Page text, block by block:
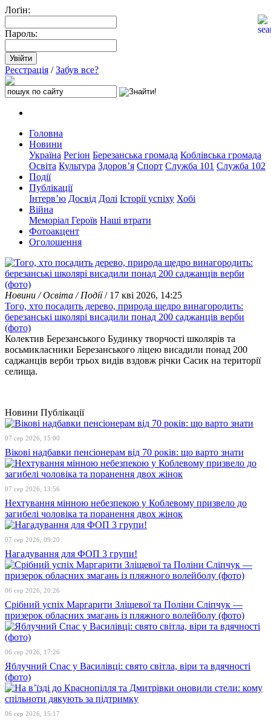
Лоґін:
Пароль:
Реєстрація /Забув все?
Головна
Новини
Україна Регіон Березанська громада Коблівська громада
Освіта Культура Здоров’я Спорт Служба 101 Служба 102
Події
Публікації
Інтерв’ю Досвід Долі Історії успіху Хобі
Війна
Меморіал Героїв Наші втрати
Фотоакцент
Оголошення
Новини / Освіта / Події/ 17 кві 2026, 14:25
Того, хто посадить дерево, природа щедро винагородить:
березанські школярі висадили понад 200 саджанців верби
(фото)
Колектив Березанського Будинку творчості школярів та
восьмикласники Березанського ліцею висадили понад 200
саджанців верби трьох видів вздовж річки Сасик на території
селища.
Новини Публікації
07 сер 2026, 15:00
Вікові надбавки пенсіонерам від 70 років: що варто знати
07 сер 2026, 13:56
Нехтування мінною небезпекою у Коблевому призвело до
загибелі чоловіка та поранення двох жінок
07 сер 2026, 09:20
Нагадування для ФОП 3 групи!
06 сер 2026, 20:26
Срібний успіх Маргарити Зліщевої та Поліни Сліпчук —
призерок обласних змагань із пляжного волейболу (фото)
06 сер 2026, 17:26
Яблучний Спас у Василівці: свято світла, віри та вдячності
(фото)
06 сер 2026, 15:17